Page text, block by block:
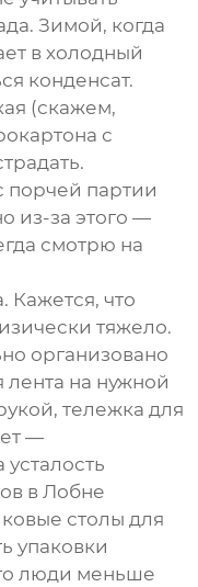
Зимой, когда
в холодный
конденсат.
(скажем,
с
порчей партии
из-за этого —
смотрю на
что
тяжело.
организовано
на нужной
тележка для
—
в Лобне
столы для
упаковки
люди меньше